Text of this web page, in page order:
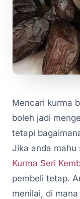
Mencari kurma
boleh jadi
tetapi
Jika anda mahu
Kurma Seri
pembeli tetap.
menilai, di